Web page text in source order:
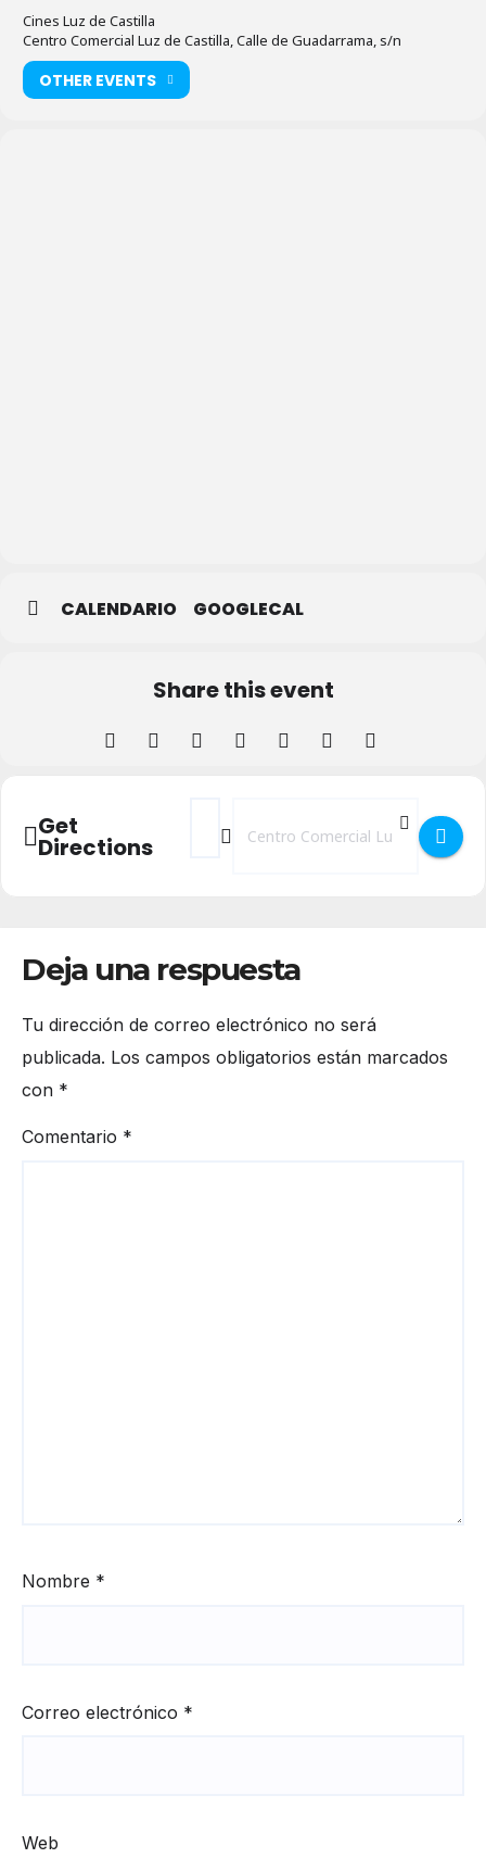
Cines Luz de Castilla
Centro Comercial Luz de Castilla, Calle de Guadarrama, s/n
OTHER EVENTS
CALENDARIO GOOGLECAL
Share this event
Get
Directions
Address - Reapertura de los Cines Luz
Destination Address - Reapertura
Deja una respuesta
Tu dirección de correo electrónico no será
publicada. Los campos obligatorios están marcados
con *
Comentario *
Nombre *
Correo electrónico *
Web